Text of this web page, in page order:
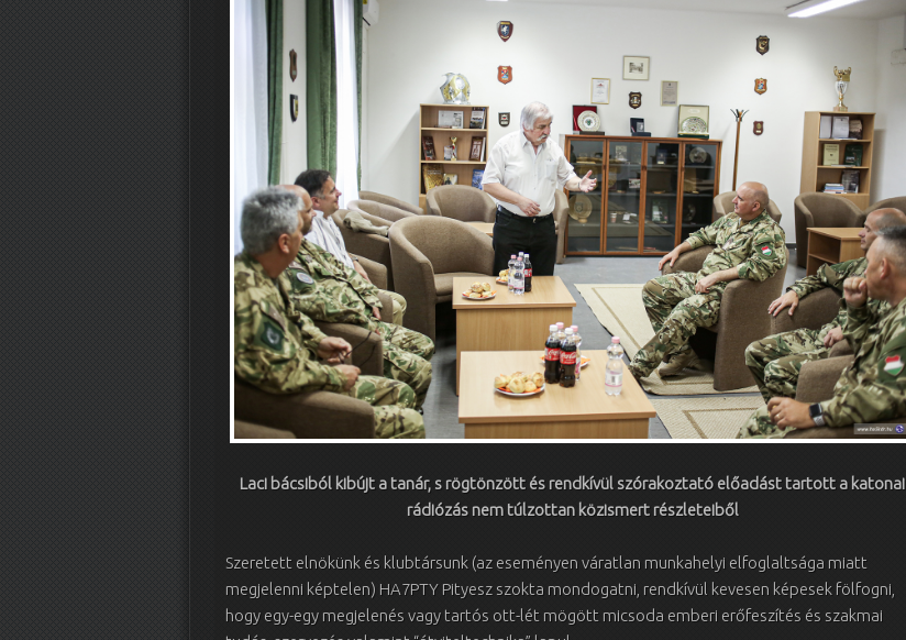
Laci bácsiból kibújt a tanár, s rögtönzött és rendkívül szórakoztató előadást tartott a katonai
rádiózás nem túlzottan közismert részleteiből
Szeretett elnökünk és klubtársunk (az eseményen váratlan munkahelyi elfoglaltsága miatt
megjelenni képtelen) HA7PTY Pityesz szokta mondogatni, rendkívül kevesen képesek fölfogni,
hogy egy-egy megjelenés vagy tartós ott-lét mögött micsoda emberi erőfeszítés és szakmai